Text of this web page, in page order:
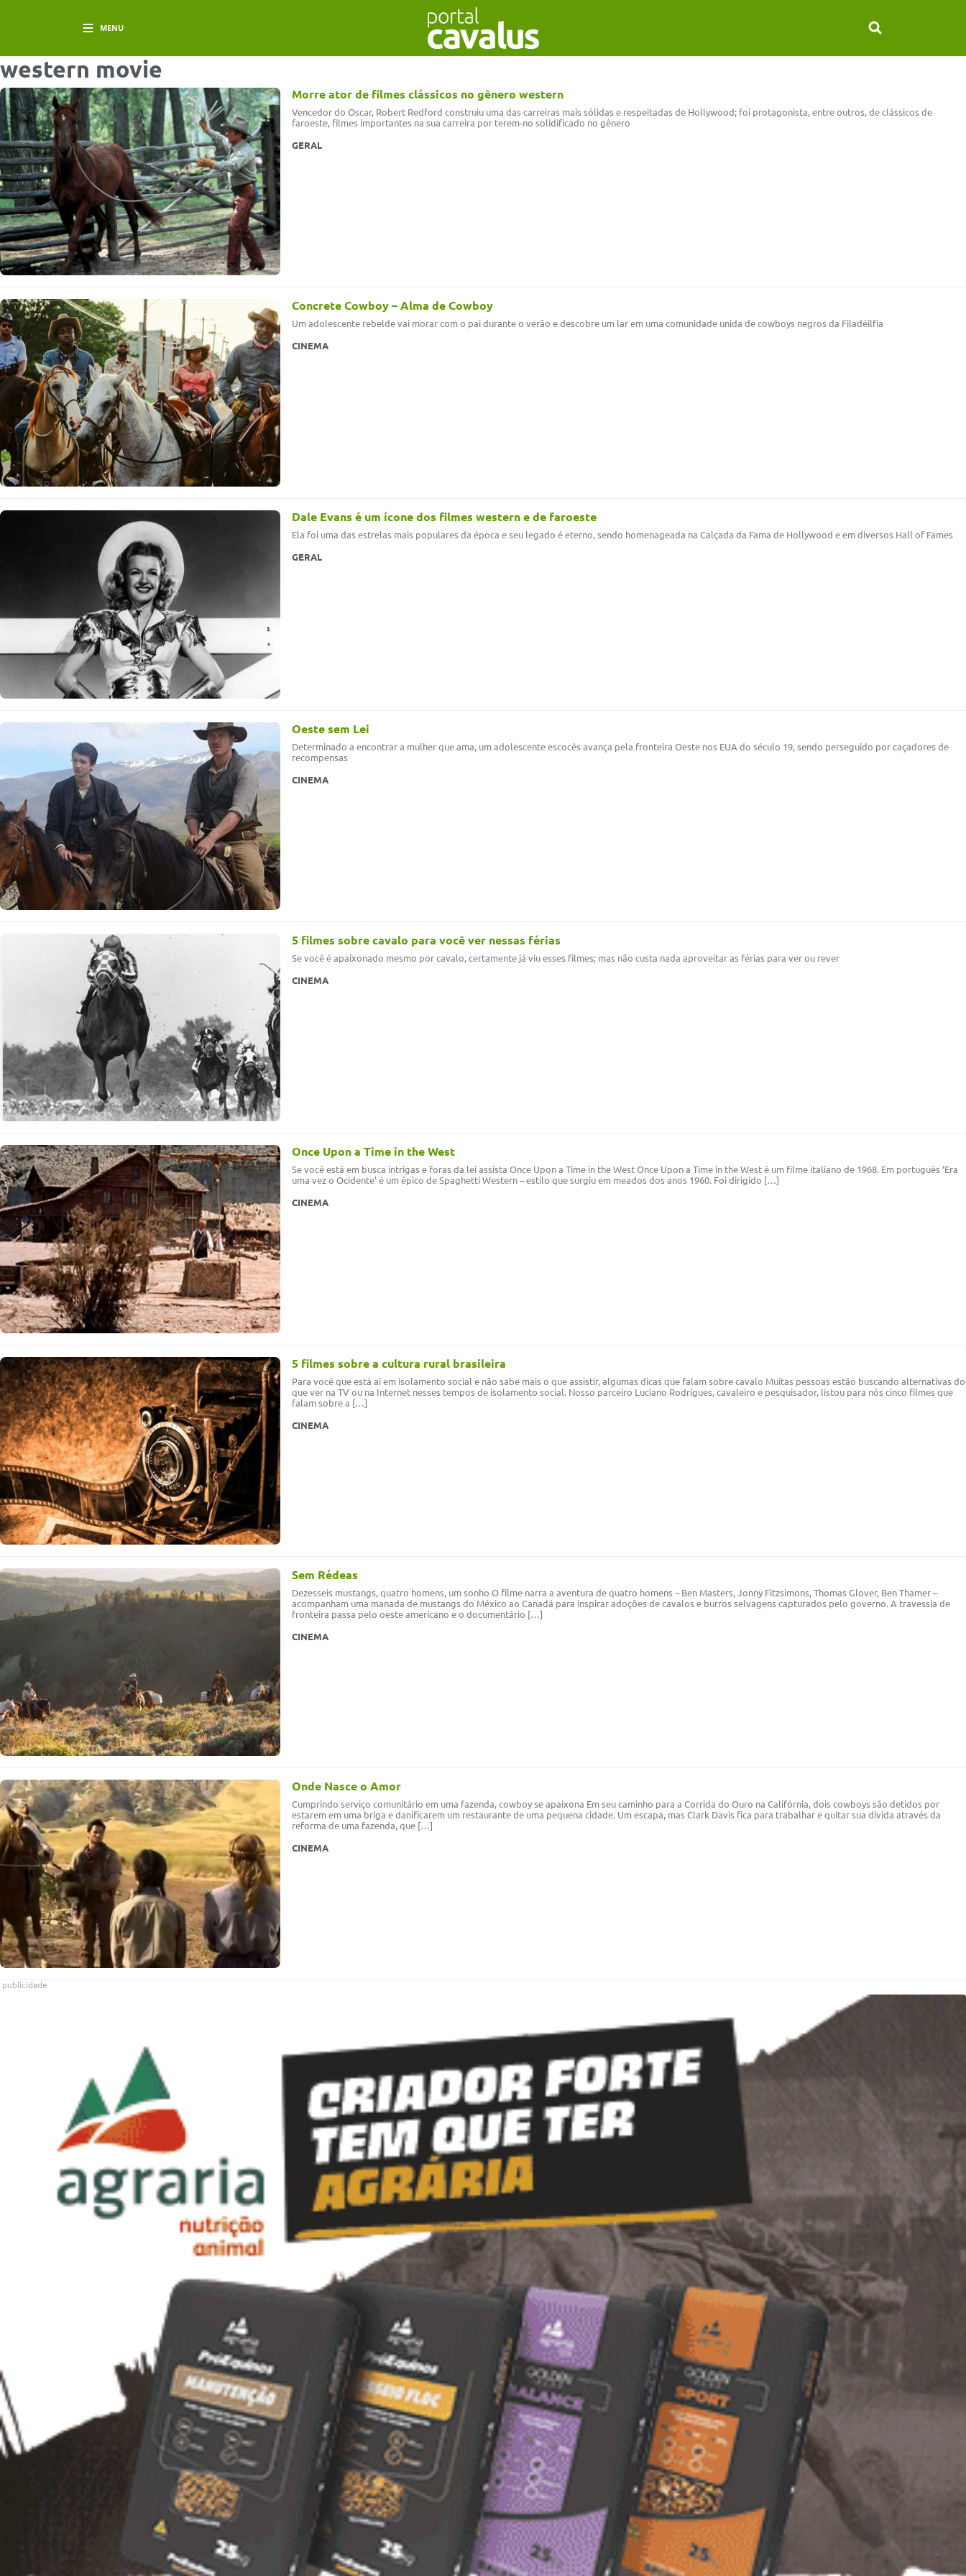
MENU
western movie
Morre ator de filmes clássicos no gênero western
Vencedor do Oscar, Robert Redford construiu uma das carreiras mais sólidas e respeitadas de Hollywood; foi protagonista, entre outros, de clássicos de
faroeste, filmes importantes na sua carreira por terem-no solidificado no gênero
GERAL
Concrete Cowboy – Alma de Cowboy
Um adolescente rebelde vai morar com o pai durante o verão e descobre um lar em uma comunidade unida de cowboys negros da Filadéilfia
CINEMA
Dale Evans é um ícone dos filmes western e de faroeste
Ela foi uma das estrelas mais populares da época e seu legado é eterno, sendo homenageada na Calçada da Fama de Hollywood e em diversos Hall of Fames
GERAL
Oeste sem Lei
Determinado a encontrar a mulher que ama, um adolescente escocês avança pela fronteira Oeste nos EUA do século 19, sendo perseguido por caçadores de
recompensas
CINEMA
5 filmes sobre cavalo para você ver nessas férias
Se você é apaixonado mesmo por cavalo, certamente já viu esses filmes; mas não custa nada aproveitar as férias para ver ou rever
CINEMA
Once Upon a Time in the West
Se você está em busca intrigas e foras da lei assista Once Upon a Time in the West Once Upon a Time in the West é um filme italiano de 1968. Em português ‘Era
uma vez o Ocidente’ é um épico de Spaghetti Western – estilo que surgiu em meados dos anos 1960. Foi dirigido […]
CINEMA
5 filmes sobre a cultura rural brasileira
Para você que está ai em isolamento social e não sabe mais o que assistir, algumas dicas que falam sobre cavalo Muitas pessoas estão buscando alternativas do
que ver na TV ou na Internet nesses tempos de isolamento social. Nosso parceiro Luciano Rodrigues, cavaleiro e pesquisador, listou para nós cinco filmes que
falam sobre a […]
CINEMA
Sem Rédeas
Dezesseis mustangs, quatro homens, um sonho O filme narra a aventura de quatro homens – Ben Masters, Jonny Fitzsimons, Thomas Glover, Ben Thamer –
acompanham uma manada de mustangs do México ao Canadá para inspirar adoções de cavalos e burros selvagens capturados pelo governo. A travessia de
fronteira passa pelo oeste americano e o documentário […]
CINEMA
Onde Nasce o Amor
Cumprindo serviço comunitário em uma fazenda, cowboy se apaixona Em seu caminho para a Corrida do Ouro na Califórnia, dois cowboys são detidos por
estarem em uma briga e danificarem um restaurante de uma pequena cidade. Um escapa, mas Clark Davis fica para trabalhar e quitar sua dívida através da
reforma de uma fazenda, que […]
CINEMA
publicidade